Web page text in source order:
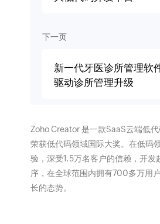
下一页
新一代牙医诊所管理软
驱动诊所管理升级
Zoho Creator 是一款SaaS云端低
荣获低代码领域国际大奖。在低码
验，深受1.5万名客户的信赖，开
序，在全球范围内拥有700多万用
长的态势。